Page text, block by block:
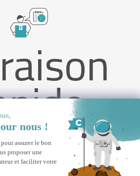
3x3m PIANA aluminium
brise-vue